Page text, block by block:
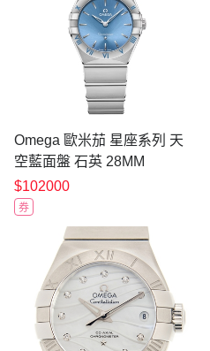
Omega 歐米茄 星座系列 天
空藍面盤 石英 28MM
$102000
券